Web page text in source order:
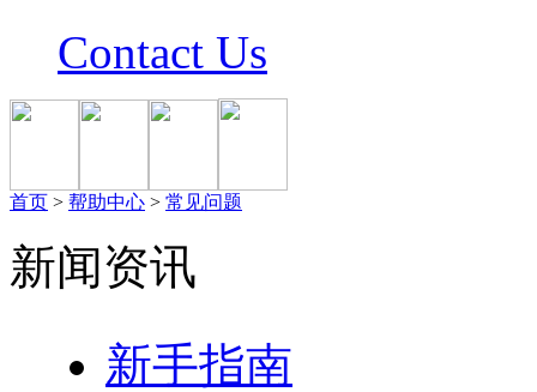
Contact Us
首页 > 帮助中心 > 常见问题
新闻资讯
新手指南